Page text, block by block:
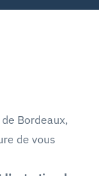
Bordeaux,
de vous